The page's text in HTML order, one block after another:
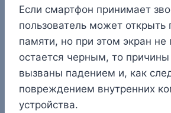
Если смартфон принимает
пользователь может
памяти, но при этом экран не
остается черным, то
вызваны падением и, как
повреждением внутренних
устройства.